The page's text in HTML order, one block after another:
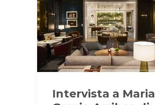
Intervista a Maria